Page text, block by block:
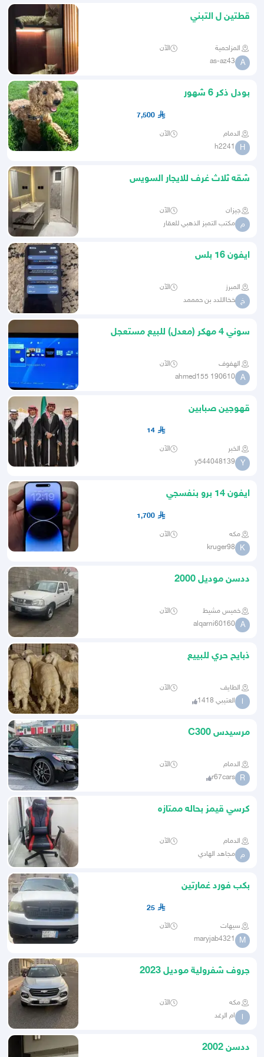
قطتين ل التبني
المزاحمية الآن
A
as-az43
بودل ذكر 6 شهور
7,500
الدمام الآن
H
h2241
شقه ثلاث غرف للايجار السويس
جيزان الآن
م مكتب التميز الذهبي للعقار
ايفون 16 بلس
المبرز الآن
خ خخااللدد بن حمممد
سوني 4 مهكر (معدل) للبيع مستعجل
الهفوف الآن
A
ahmed155 190610
قهوجين صبابين
14
الخبر الآن
Y
y544048139
ايفون 14 برو بنفسجي
1,700
مكه الآن
K
kruger98
ددسن موديل 2000
خميس مشيط الآن
A
alqarni60160
ذبايح حري للبييع
الطايف الآن
ا العتيبي 1418
مرسيدس C300
الدمام الآن
R
r67cars
كرسي قيمز بحاله ممتازه
الدمام الآن
م مجاهد الهادي
بكب فورد غمارتين
25
سيهات الآن
M
maryjab4321
جروف شفرولية موديل 2023
مكه الآن
ا ام الرغد
ددسن 2002